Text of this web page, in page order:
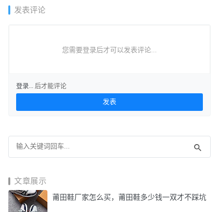
发表评论
您需要登录后才可以发表评论...
登录... 后才能评论
文章展示
莆田鞋厂家怎么买，莆田鞋多少钱一双才不踩坑